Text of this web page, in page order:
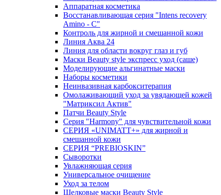
Аппаратная косметика
Восстанавливающая серия "Intens recovery
Amino - C"
Контроль для жирной и смешанной кожи
Линия Аква 24
Линия для области вокруг глаз и губ
Маски Beauty style экспресс уход (саше)
Моделирующие альгинатные маски
Наборы косметики
Неинвазивная карбокситерапия
Омолаживающий уход за увядающей кожей
"Матриксил Актив"
Патчи Beauty Style
Серия "Harmony" для чувствительной кожи
СЕРИЯ «UNIMATT+» для жирной и
смешанной кожи
СЕРИЯ “PREBIOSKIN”
Сыворотки
Увлажняющая серия
Универсальное очищение
Уход за телом
Шелковые маски Beauty Style